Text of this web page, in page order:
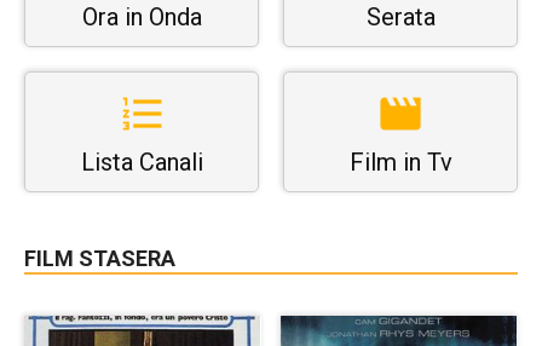
Ora in Onda Serata
Lista Canali Film in Tv
FILM STASERA